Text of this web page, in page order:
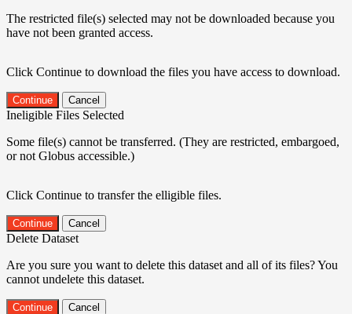
The restricted file(s) selected may not be downloaded because you
have not been granted access.
Click Continue to download the files you have access to download.
Continue Cancel
Ineligible Files Selected
Some file(s) cannot be transferred. (They are restricted, embargoed,
or not Globus accessible.)
Click Continue to transfer the elligible files.
Continue Cancel
Delete Dataset
Are you sure you want to delete this dataset and all of its files? You
cannot undelete this dataset.
Continue Cancel